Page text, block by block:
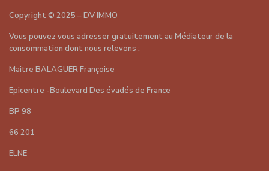
Copyright© 2025 – DV IMMO
Vous pouvez vous adresser gratuitement au Médiateur de la
consommation dont nous relevons :
Maitre BALAGUER Françoise
Epicentre -Boulevard Des évadés de France
BP 98
66 201
ELNE